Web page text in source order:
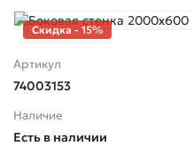
Скидка - 15%
Артикул
74003153
Наличие
Есть в наличии